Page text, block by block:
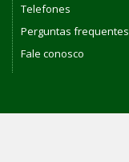
Telefones
Perguntas frequentes
Fale conosco